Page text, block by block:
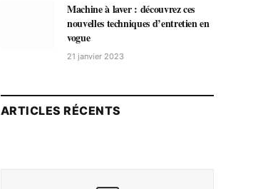
Machine à laver : découvrez ces
nouvelles techniques d’entretien en
vogue
21 janvier 2023
ARTICLES RÉCENTS